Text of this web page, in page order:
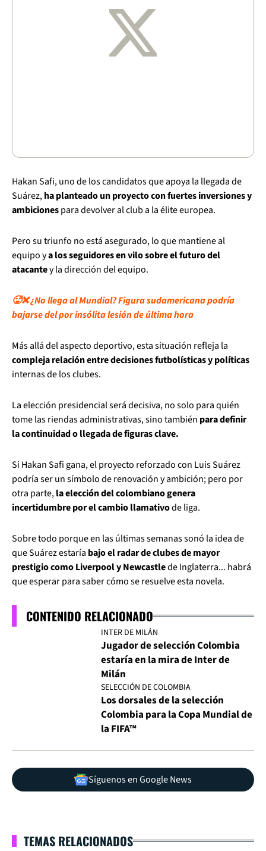
Hakan Safi, uno de los candidatos que apoya la llegada de
Suárez,ha planteado un proyecto con fuertes inversiones y
ambicionespara devolver al club a la élite europea.
Pero su triunfo no está asegurado, lo que mantiene al
equipo ya los seguidores en vilo sobre el futuro del
atacantey la dirección del equipo.
🥵❌ ¿No llega al Mundial? Figura sudamericana podría
bajarse del por insólita lesión de última hora
Más allá del aspecto deportivo, esta situación refleja la
compleja relación entre decisiones futbolísticas y políticas
internas de los clubes.
La elección presidencial será decisiva, no solo para quién
tome las riendas administrativas, sino también para definir
la continuidad o llegada de figuras clave.
Si Hakan Safi gana, el proyecto reforzado con Luis Suárez
podría ser un símbolo de renovación y ambición; pero por
otra parte,la elección del colombiano genera
incertidumbre por el cambio llamativode liga.
Sobre todo porque en las últimas semanas sonó la idea de
que Suárez estaría bajo el radar de clubes de mayor
prestigio como Liverpool y Newcastlede Inglaterra... habrá
que esperar para saber cómo se resuelve esta novela.
CONTENIDO RELACIONADO
INTER DE MILÁN
Jugador de selección Colombia
estaría en la mira de Inter de
Milán
SELECCIÓN DE COLOMBIA
Los dorsales de la selección
Colombia para la Copa Mundial de
la FIFA™
Síguenos en Google News
TEMAS RELACIONADOS